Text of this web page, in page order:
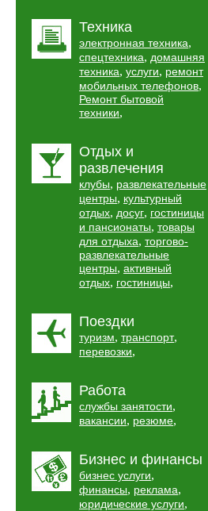
Техника
электронная техника,
спецтехника, домашняя
техника, услуги, ремонт
мобильных телефонов,
Ремонт бытовой
техники,
Отдых и
развлечения
клубы, развлекательные
центры, культурный
отдых, досуг, гостиницы
и пансионаты, товары
для отдыха, торгово-
развлекательные
центры, активный
отдых, гостиницы,
Поездки
туризм, транспорт,
перевозки,
Работа
службы занятости,
вакансии, резюме,
Бизнес и финансы
бизнес услуги,
финансы, реклама,
юридические услуги,